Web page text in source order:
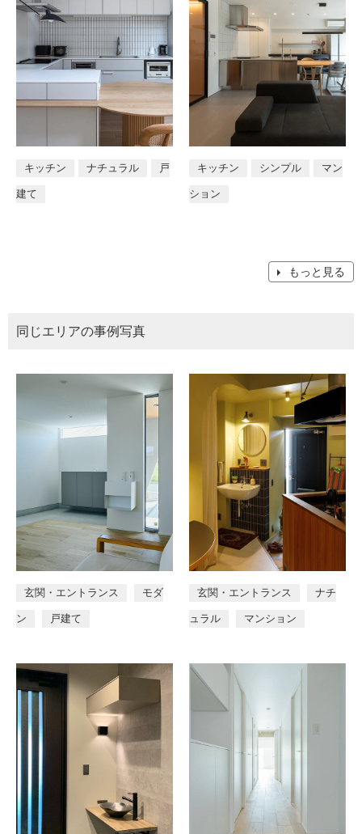
キッチン ナチュラル 戸
建て
キッチン シンプル マン
ション
もっと見る
同じエリアの事例写真
玄関・エントランス モダ
ン 戸建て
玄関・エントランス ナチ
ュラル マンション